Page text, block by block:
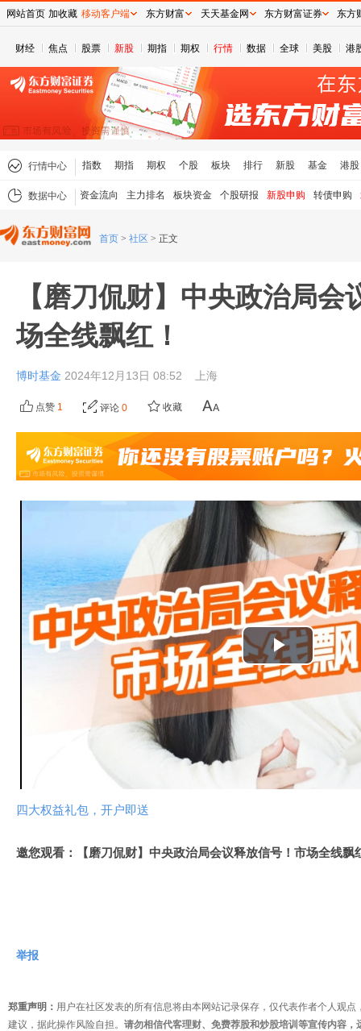
财经 焦点 股票 新股 期指 期权 行情 数据 全球 美股 港
行情中心 指数 期指 期权 个股 板块 排行 新股 基金 港股
数据中心 资金流向 主力排名 板块资金 个股研报 新股申购 转债申购
首页 > 社区 > 正文
【磨刀侃财】中央政治局会
场全线飘红！
博时基金 2024年12月13日 08:52 上海
点赞 1 评论 0 收藏
播
放
视
频
四大权益礼包，开户即送
邀您观看：【磨刀侃财】中央政治局会议释放信号！市场全线飘
举报
郑重声明： 用户在社区发表的所有信息将由本网站记录保存，仅代表作者个人观
建议，据此操作风险自担。 请勿相信代客理财、免费荐股和炒股培训等宣传内容
网站首页 加收藏 移动客户端 东方财富 天天基金网 东方财富证券 东方